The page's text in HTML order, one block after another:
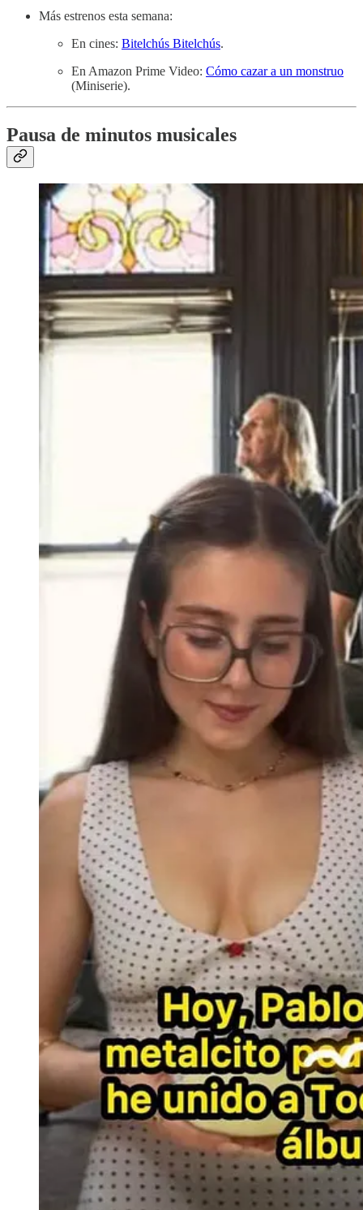
Más estrenos esta semana:
En cines: Bitelchús Bitelchús.
En Amazon Prime Video: Cómo cazar a un monstruo
(Miniserie).
Pausa de minutos musicales